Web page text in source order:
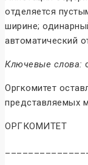
отделяется
ширине;
автоматический
Ключевые слова:
Оргкомитет
представляемых
ОРГКОМИТЕТ